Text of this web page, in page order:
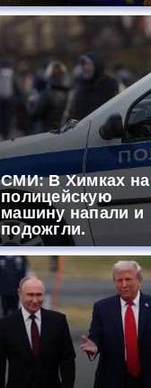
СМИ: В Химках на
полицейскую
машину напали и
подожгли.